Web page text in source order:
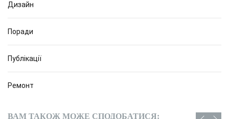
Дизайн
Поради
Публікації
Ремонт
ВАМ ТАКОЖ МОЖЕ СПОДОБАТИСЯ: